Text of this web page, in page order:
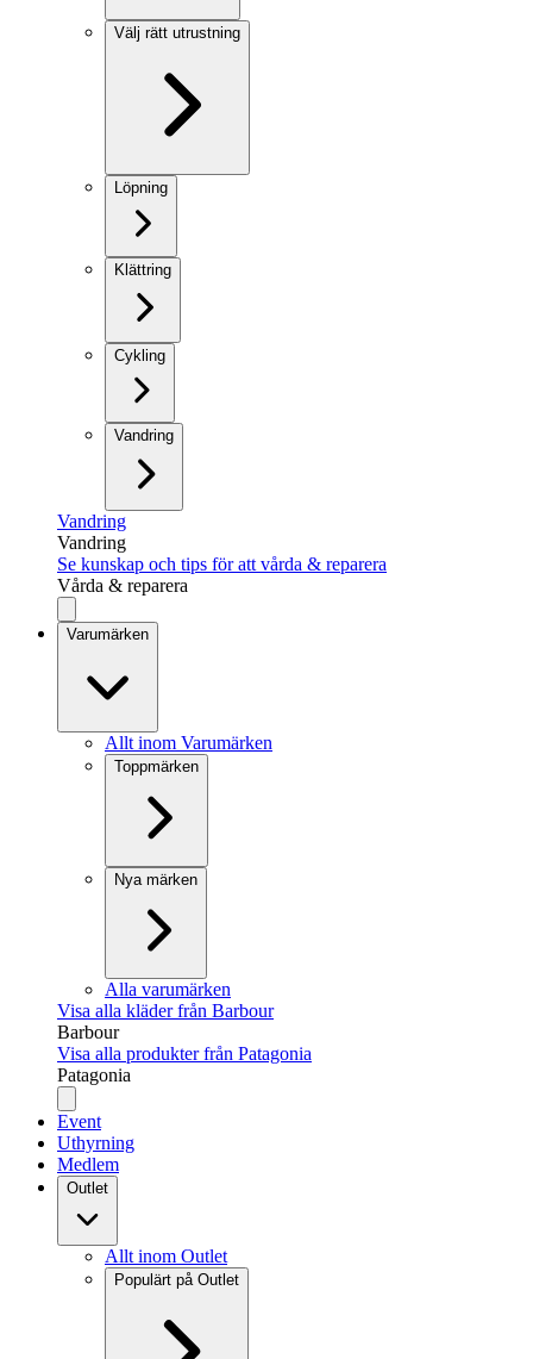
Välj rätt utrustning
Löpning
Klättring
Cykling
Vandring
Vandring
Vandring
Se kunskap och tips för att vårda & reparera
Vårda & reparera
Varumärken
Allt inom Varumärken
Toppmärken
Nya märken
Alla varumärken
Visa alla kläder från Barbour
Barbour
Visa alla produkter från Patagonia
Patagonia
Event
Uthyrning
Medlem
Outlet
Allt inom Outlet
Populärt på Outlet